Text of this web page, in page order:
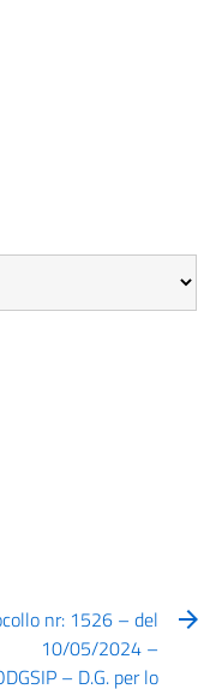
nr: 1526 – del
10/05/2024 –
– D.G. per lo